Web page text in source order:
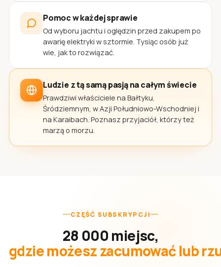
Pomoc w każdej sprawie
Od wyboru jachtu i oględzin przed zakupem po
awarię elektryki w sztormie. Tysiąc osób już
wie, jak to rozwiązać.
Ludzie z tą samą pasją na całym świecie
Prawdziwi właściciele na Bałtyku,
Śródziemnym, w Azji Południowo-Wschodniej i
na Karaibach. Poznasz przyjaciół, którzy też
marzą o morzu.
CZĘŚĆ SUBSKRYPCJI
28 000 miejsc,
gdzie możesz zacumować lub